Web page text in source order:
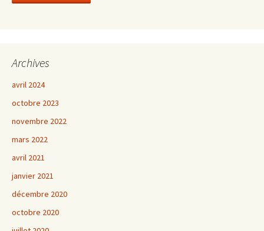
Archives
avril 2024
octobre 2023
novembre 2022
mars 2022
avril 2021
janvier 2021
décembre 2020
octobre 2020